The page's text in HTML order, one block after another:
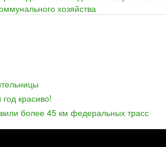
хозяйства
красиво!
более 45 км федеральных трасс